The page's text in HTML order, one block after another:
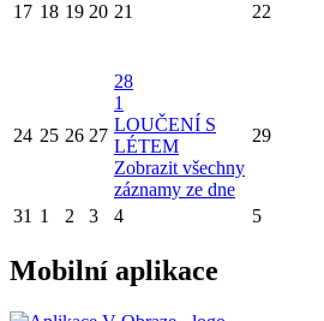
17 18 19 20 21 22
24 25 26 27
28
1
LOUČENÍ S
LÉTEM
Zobrazit všechny
záznamy ze dne
29
31 1 2 3 4 5
Mobilní aplikace